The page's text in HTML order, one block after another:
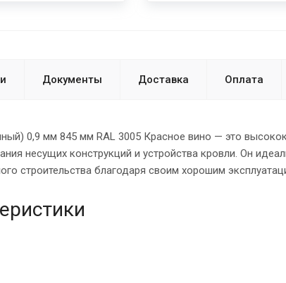
Документы Доставка Оплата
0,9 мм 845 мм RAL 3005 Красное вино — это
несущих конструкций и устройства кровли. Он
строительства благодаря своим хорошим